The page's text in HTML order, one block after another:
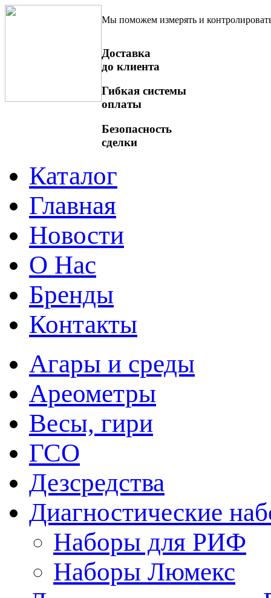
Мы поможем измерять и
Доставка
до клиента
Гибкая системы
оплаты
Безопасность
сделки
Каталог
Главная
Новости
О Нас
Бренды
Контакты
Агары и среды
Ареометры
Весы, гири
ГСО
Дезсредства
Диагностические
Наборы для РИФ
Наборы Люмекс